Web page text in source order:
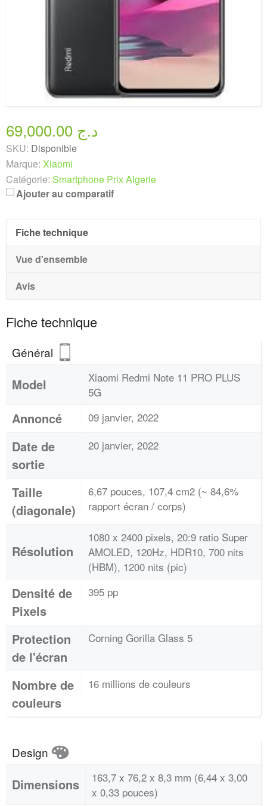
69,000.00 د.ج
SKU: Disponible
Marque: Xiaomi
Catégorie: Smartphone Prix Algerie
Ajouter au comparatif
Fiche technique
Vue d'ensemble
Avis
Fiche technique
Général
Model
Xiaomi Redmi Note 11 PRO PLUS
5G
Annoncé 09 janvier, 2022
Date de
sortie
20 janvier, 2022
Taille
(diagonale)
6,67 pouces, 107,4 cm2 (~ 84,6%
rapport écran / corps)
Résolution
1080 x 2400 pixels, 20:9 ratio Super
AMOLED, 120Hz, HDR10, 700 nits
(HBM), 1200 nits (pic)
Densité de
Pixels
395 pp
Protection
de l'écran
Corning Gorilla Glass 5
Nombre de
couleurs
16 millions de couleurs
Design
Dimensions
163,7 x 76,2 x 8,3 mm (6,44 x 3,00
x 0,33 pouces)